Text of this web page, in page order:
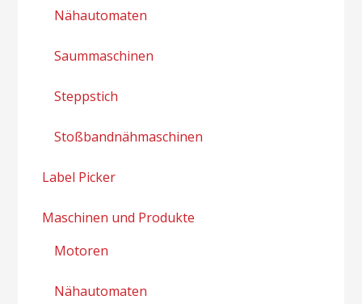
Nähautomaten
Saummaschinen
Steppstich
Stoßbandnähmaschinen
Label Picker
Maschinen und Produkte
Motoren
Nähautomaten